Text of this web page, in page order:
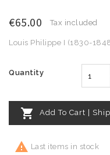
€65.00 Tax included
Louis Philippe I (1830-
Quantity
 Add To Cart |
 Last items in stock